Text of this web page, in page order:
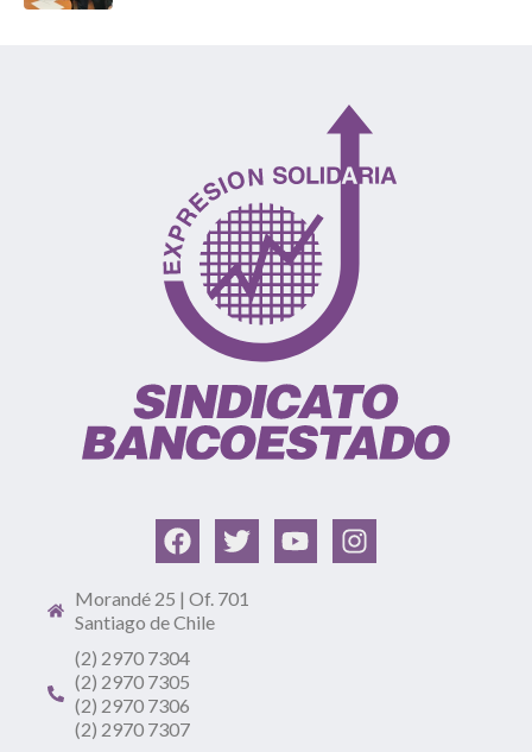
Morandé 25 | Of. 701
Santiago de Chile
(2) 2970 7304
(2) 2970 7305
(2) 2970 7306
(2) 2970 7307